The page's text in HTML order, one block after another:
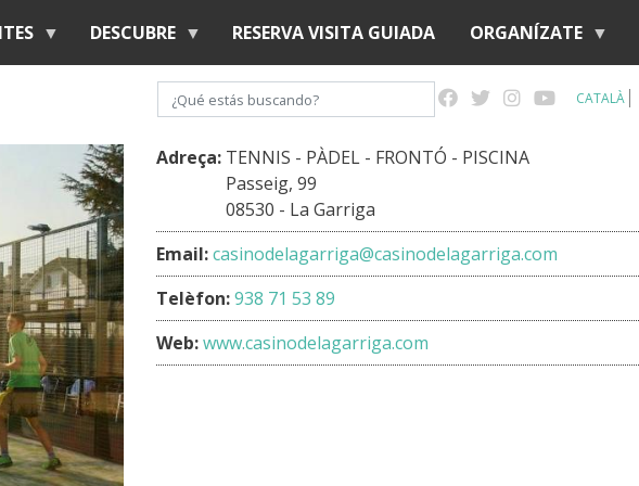
al
contenido
principal
DESCUBRE RESERVA VISITA GUIADA ORGANÍZATE
CATALÀ
Buscar
Adreça: TENNIS - PÀDEL - FRONTÓ - PISCINA
Passeig, 99
08530 - La Garriga
Email:casinodelagarriga@casinodelagarriga.com
Telèfon:938 71 53 89
Web:www.casinodelagarriga.com